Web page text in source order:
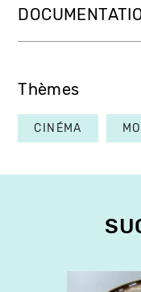
Thèmes
CINÉMA